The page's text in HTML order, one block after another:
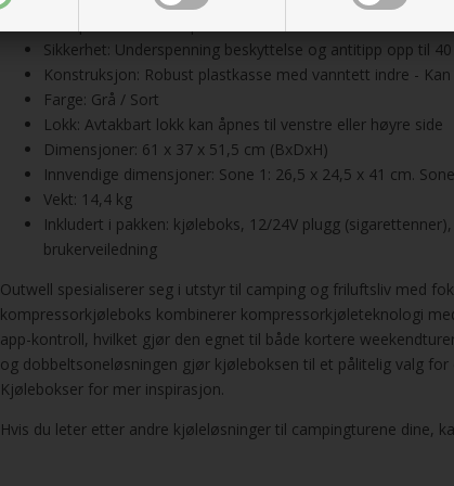
Sikkerhet: Underspenning beskyttelse og antitipp opp til
Konstruksjon: Robust plastkasse med vanntett indre -
Farge: Grå / Sort
Lokk: Avtakbart lokk kan åpnes til venstre eller høyre side
Dimensjoner: 61 x 37 x 51,5 cm (BxDxH)
Innvendige dimensjoner: Sone 1: 26,5 x 24,5 x 41 cm.
Vekt: 14,4 kg
Inkludert i pakken: kjøleboks, 12/24V plugg
brukerveiledning
Outwell spesialiserer seg i utstyr til camping og friluftsliv med
kompressorkjøleboks kombinerer kompressorkjøleteknologi
app-kontroll, hvilket gjør den egnet til både kortere
og dobbeltsoneløsningen gjør kjøleboksen til et pålitelig valg
Kjølebokser for mer inspirasjon.
Hvis du leter etter andre kjøleløsninger til campingturene dine,